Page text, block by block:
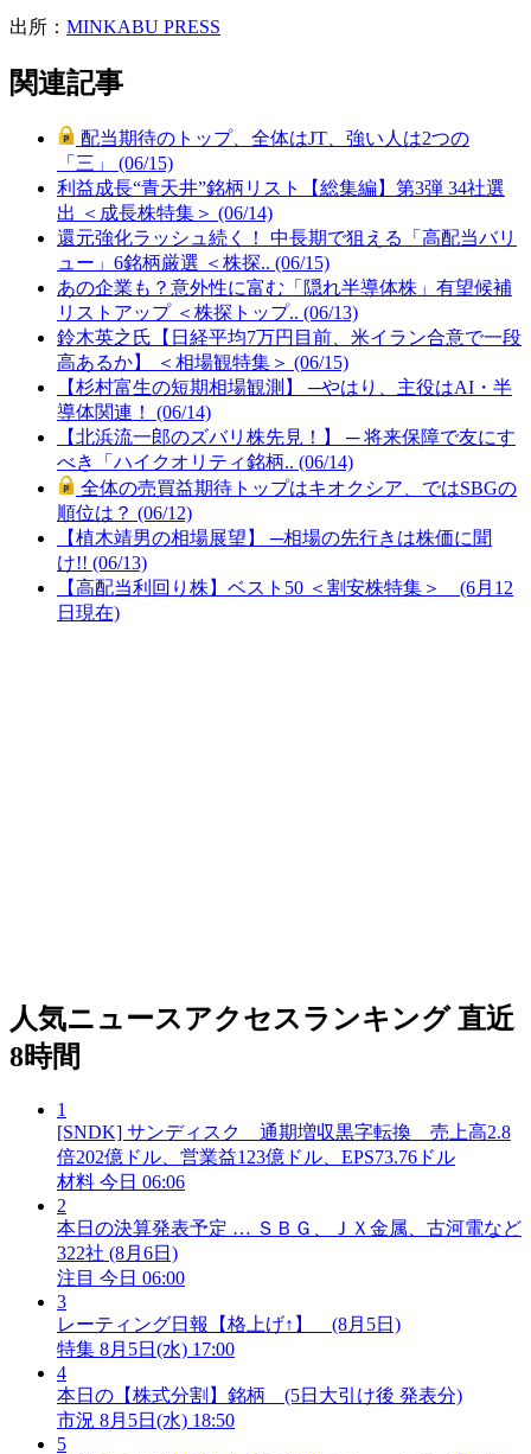
出所： MINKABU PRESS
関連記事
配当期待のトップ、全体はJT、強い人は2つの
「三」 (06/15)
利益成長“青天井”銘柄リスト【総集編】第3弾 34社選
出 ＜成長株特集＞ (06/14)
還元強化ラッシュ続く！ 中長期で狙える「高配当バリ
ュー」6銘柄厳選 ＜株探.. (06/15)
あの企業も？意外性に富む「隠れ半導体株」有望候補
リストアップ ＜株探トップ.. (06/13)
鈴木英之氏【日経平均7万円目前、米イラン合意で一段
高あるか】 ＜相場観特集＞ (06/15)
【杉村富生の短期相場観測】 ─やはり、主役はAI・半
導体関連！ (06/14)
【北浜流一郎のズバリ株先見！】 ─ 将来保障で友にす
べき「ハイクオリティ銘柄.. (06/14)
全体の売買益期待トップはキオクシア、ではSBGの
順位は？ (06/12)
【植木靖男の相場展望】 ─相場の先行きは株価に聞
け!! (06/13)
【高配当利回り株】ベスト50 ＜割安株特集＞ (6月12
日現在)
人気ニュースアクセスランキング 直近
8時間
1
[SNDK] サンディスク 通期増収黒字転換 売上高2.8
倍202億ドル、営業益123億ドル、EPS73.76ドル
材料 今日 06:06
2
本日の決算発表予定 … ＳＢＧ、ＪＸ金属、古河電など
322社 (8月6日)
注目 今日 06:00
3
レーティング日報【格上げ↑】 (8月5日)
特集 8月5日(水) 17:00
4
本日の【株式分割】銘柄 (5日大引け後 発表分)
市況 8月5日(水) 18:50
5